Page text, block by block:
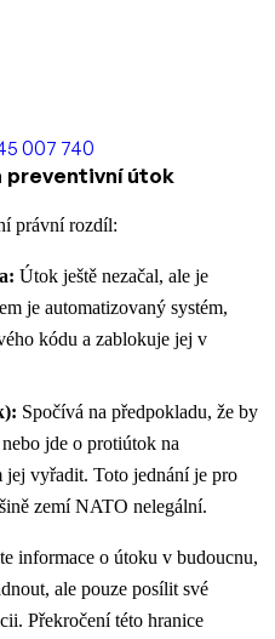
007 740
preventivní útok
právní rozdíl:
Útok ještě nezačal, ale je
je automatizovaný systém,
kódu a zablokuje jej v
Spočívá na předpokladu, že by
jde o protiútok na
vyřadit. Toto jednání je pro
zemí NATO nelegální.
informace o útoku v budoucnu,
ale pouze posílit své
Překročení této hranice